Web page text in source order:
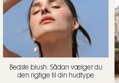
Bedste blush: Sådan vælger du
den rigtige til din hudtype